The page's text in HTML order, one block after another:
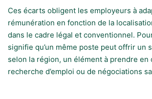
Ces écarts obligent les employeurs à
rémunération en fonction de la
dans le cadre légal et conventionnel.
signifie qu’un même poste peut offrir un
selon la région, un élément à prendre en
recherche d’emploi ou de négociations